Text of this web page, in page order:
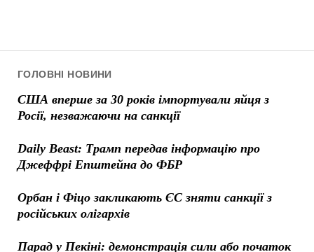
ГОЛОВНІ НОВИНИ
США вперше за 30 років імпортували яйця з
Росії, незважаючи на санкції
Daily Beast: Трамп передав інформацію про
Джеффрі Епштейна до ФБР
Орбан і Фіцо закликають ЄС зняти санкції з
російських олігархів
Парад у Пекіні: демонстрація сили або початок